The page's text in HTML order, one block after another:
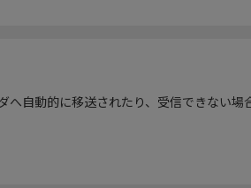
自動的に移送されたり、受信できない場